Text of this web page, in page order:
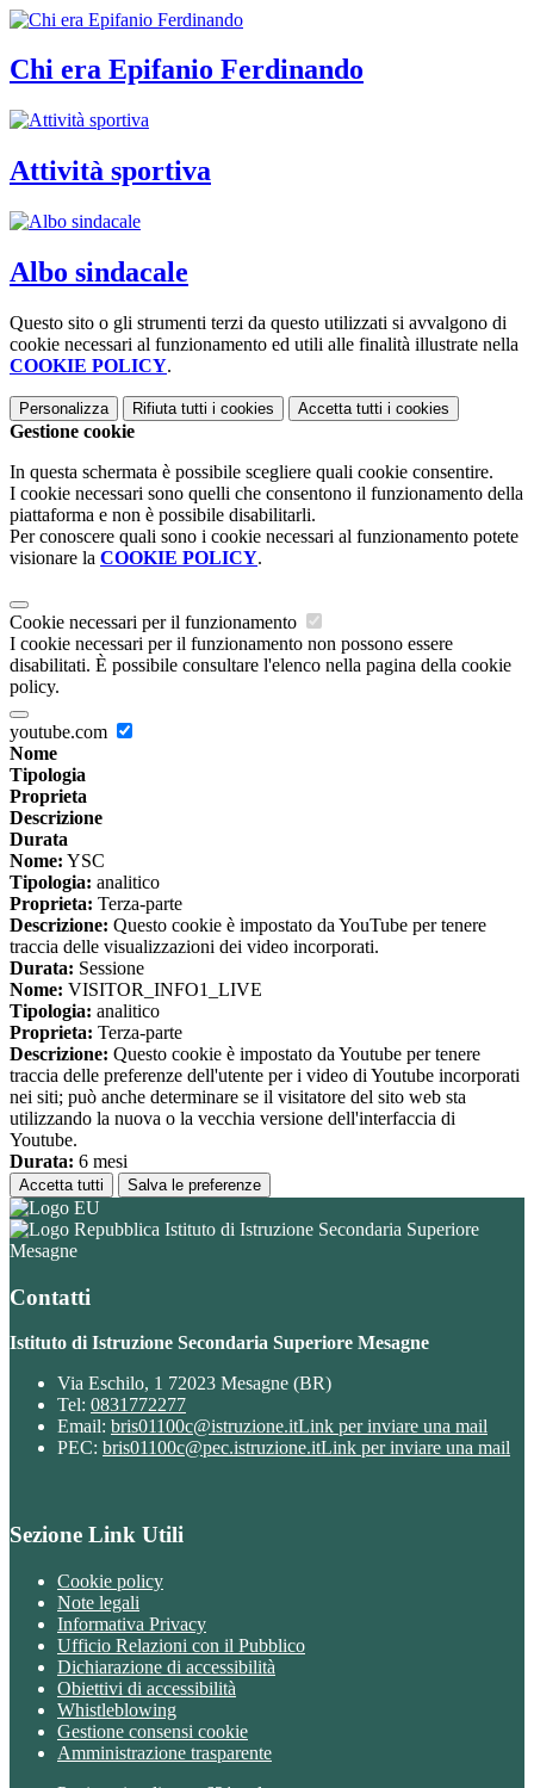
Chi era Epifanio Ferdinando
Attività sportiva
Albo sindacale
Questo sito o gli strumenti terzi da questo utilizzati si avvalgono di
cookie necessari al funzionamento ed utili alle finalità illustrate nella
COOKIE POLICY.
Personalizza Rifiuta tutti i cookies Accetta tutti i cookies
Gestione cookie
In questa schermata è possibile scegliere quali cookie consentire.
I cookie necessari sono quelli che consentono il funzionamento della
piattaforma e non è possibile disabilitarli.
Per conoscere quali sono i cookie necessari al funzionamento potete
visionare la COOKIE POLICY.
Cookie necessari per il funzionamento
I cookie necessari per il funzionamento non possono essere
disabilitati. È possibile consultare l'elenco nella pagina della cookie
policy.
youtube.com
Nome
Tipologia
Proprieta
Descrizione
Durata
Nome: YSC
Tipologia: analitico
Proprieta: Terza-parte
Descrizione: Questo cookie è impostato da YouTube per tenere
traccia delle visualizzazioni dei video incorporati.
Durata: Sessione
Nome: VISITOR_INFO1_LIVE
Tipologia: analitico
Proprieta: Terza-parte
Descrizione: Questo cookie è impostato da Youtube per tenere
traccia delle preferenze dell'utente per i video di Youtube incorporati
nei siti; può anche determinare se il visitatore del sito web sta
utilizzando la nuova o la vecchia versione dell'interfaccia di
Youtube.
Durata: 6 mesi
Accetta tutti Salva le preferenze
Istituto di Istruzione Secondaria Superiore
Mesagne
Contatti
Istituto di Istruzione Secondaria Superiore Mesagne
Via Eschilo, 1 72023 Mesagne (BR)
Tel: 0831772277
Email: bris01100c@istruzione.itLink per inviare una mail
PEC: bris01100c@pec.istruzione.itLink per inviare una mail
Sezione Link Utili
Cookie policy
Note legali
Informativa Privacy
Ufficio Relazioni con il Pubblico
Dichiarazione di accessibilità
Obiettivi di accessibilità
Whistleblowing
Gestione consensi cookie
Amministrazione trasparente